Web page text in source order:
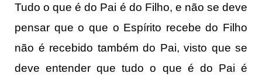
Tudo o que é do Pai é do Filho, e não se deve
pensar que o que o Espírito recebe do Filho
não é recebido também do Pai, visto que se
deve entender que tudo o que é do Pai é